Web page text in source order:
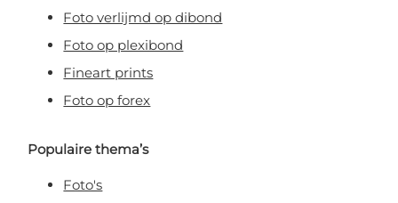
Foto verlijmd op dibond
Foto op plexibond
Fineart prints
Foto op forex
Populaire thema’s
Foto's